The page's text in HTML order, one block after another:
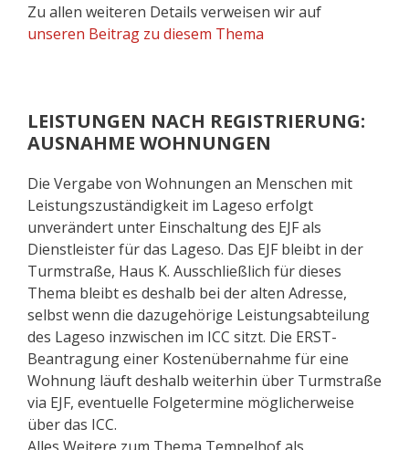
Zu allen weiteren Details verweisen wir auf
unseren Beitrag zu diesem Thema
LEISTUNGEN NACH REGISTRIERUNG:
AUSNAHME WOHNUNGEN
Die Vergabe von Wohnungen an Menschen mit
Leistungszuständigkeit im Lageso erfolgt
unverändert unter Einschaltung des EJF als
Dienstleister für das Lageso. Das EJF bleibt in der
Turmstraße, Haus K. Ausschließlich für dieses
Thema bleibt es deshalb bei der alten Adresse,
selbst wenn die dazugehörige Leistungsabteilung
des Lageso inzwischen im ICC sitzt. Die ERST-
Beantragung einer Kostenübernahme für eine
Wohnung läuft deshalb weiterhin über Turmstraße
via EJF, eventuelle Folgetermine möglicherweise
über das ICC.